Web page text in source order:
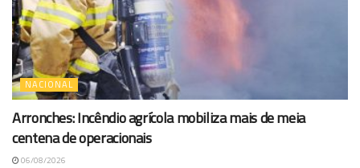
NACIONAL
Arronches: Incêndio agrícola mobiliza mais de meia
centena de operacionais
06/08/2026